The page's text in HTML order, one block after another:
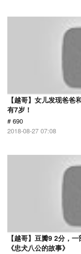
【越哥】女儿发现爸
有7岁！
# 690
2018-08-27 07:08
【越哥】豆瓣9 2分，
《忠犬八公的故事》